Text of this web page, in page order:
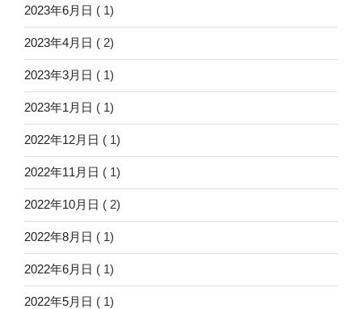
2023年6月日 ( 1)
2023年4月日 ( 2)
2023年3月日 ( 1)
2023年1月日 ( 1)
2022年12月日 ( 1)
2022年11月日 ( 1)
2022年10月日 ( 2)
2022年8月日 ( 1)
2022年6月日 ( 1)
2022年5月日 ( 1)